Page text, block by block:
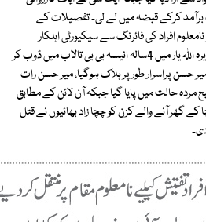
کرکے قبضہ میں لے لی۔ تفصیلات کے
افراد کی فائرنگ سے سیکیورٹی اہلکار
حوالدار بشیر بھٹی جاں بحق ہوگیا، ڈیرہ اﷲ یار میں 4سالہ انیسہ بی بی تالاب میں ڈوب کر
حسن پراسرار طور پر ہلاک ہوگیا، میر حسن رات
مردہ حالت میں پایا گیا جبکہ آن لائن کے مطابق
ہی 20 روز قبل چچا کے گھر آنے والے کزن کو چچا زاد بھائیوں نے قتل